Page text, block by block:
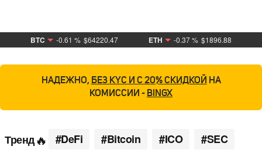
BTC -0.61 % $64220.47 ETH -0.37 % $1896.88
НАДЕЖНО, БЕЗ KYC И С 20% СКИДКОЙ НА
КОМИССИИ - BINGX
Тренд #DeFi #Bitcoin #ICO #SEC